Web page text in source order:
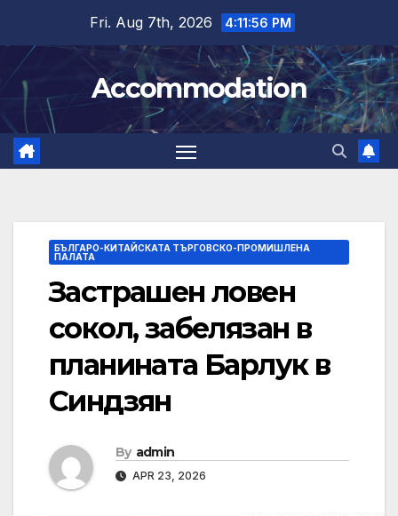
content
Fri. Aug 7th, 2026 4:11:56 PM
Accommodation
БЪЛГАРО-КИТАЙСКАТА ТЪРГОВСКО-ПРОМИШЛЕНА
ПАЛАТА
Застрашен ловен
сокол, забелязан в
планината Барлук в
Синдзян
By admin
APR 23, 2026